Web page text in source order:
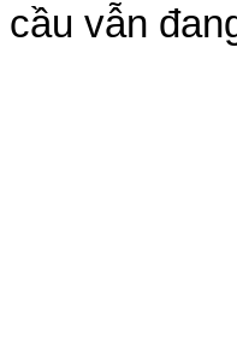
cầu vẫn